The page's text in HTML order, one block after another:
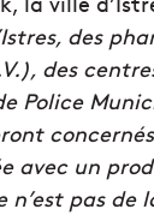
des
des
Police
avec un
n’est pas de